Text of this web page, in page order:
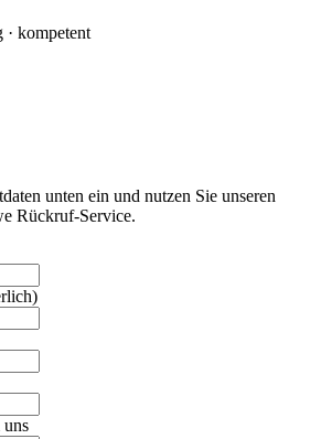
· kompetent
unten ein und nutzen Sie unseren
Rückruf-Service.
uns